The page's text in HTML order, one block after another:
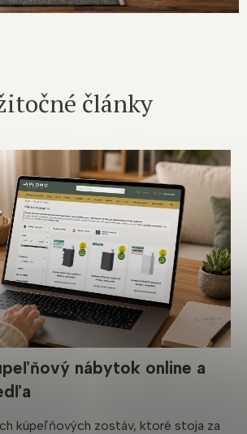
články
nábytok online a
kúpeľňových zostáv, ktoré stoja za